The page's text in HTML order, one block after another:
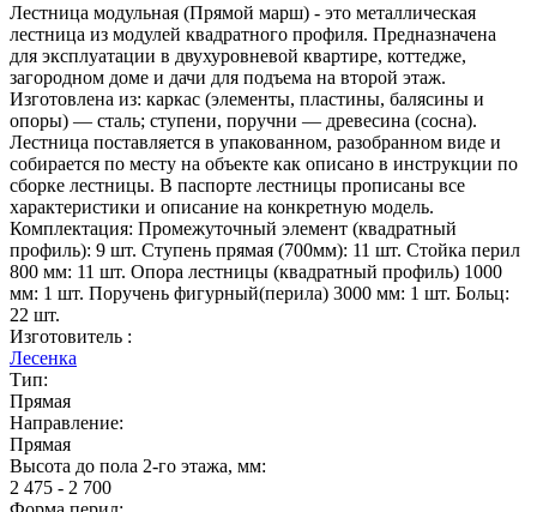
Лестница модульная (Прямой марш) - это металлическая
лестница из модулей квадратного профиля. Предназначена
для эксплуатации в двухуровневой квартире, коттедже,
загородном доме и дачи для подъема на второй этаж.
Изготовлена из: каркас (элементы, пластины, балясины и
опоры) — сталь; ступени, поручни — древесина (сосна).
Лестница поставляется в упакованном, разобранном виде и
собирается по месту на объекте как описано в инструкции по
сборке лестницы. В паспорте лестницы прописаны все
характеристики и описание на конкретную модель.
Комплектация: Промежуточный элемент (квадратный
профиль): 9 шт. Ступень прямая (700мм): 11 шт. Стойка перил
800 мм: 11 шт. Опора лестницы (квадратный профиль) 1000
мм: 1 шт. Поручень фигурный(перила) 3000 мм: 1 шт. Больц:
22 шт.
Изготовитель :
Лесенка
Тип:
Прямая
Направление:
Прямая
Высота до пола 2-го этажа, мм:
2 475 - 2 700